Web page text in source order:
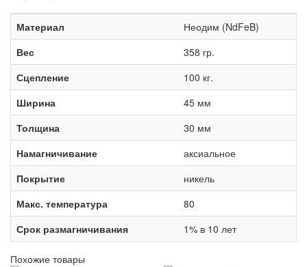
Материал
Неодим (NdFeB)
Вес
358 гр.
Сцепление
100 кг.
Ширина
45 мм
Толщина
30 мм
Намагничивание
аксиальное
Покрытие
никель
Макс. температура
80
Срок размагничивания
1% в 10 лет
Похожие товары